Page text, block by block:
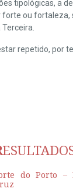
tipológicas, a
ou fortaleza,
repetido, por
do Porto –